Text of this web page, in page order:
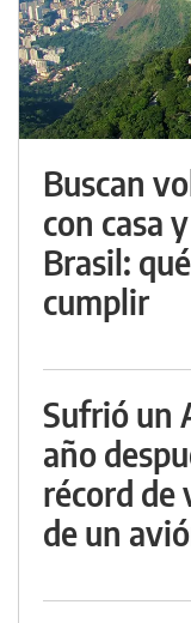
Buscan
con casa
Brasil:
cumplir
Sufrió un
año
récord de
de un